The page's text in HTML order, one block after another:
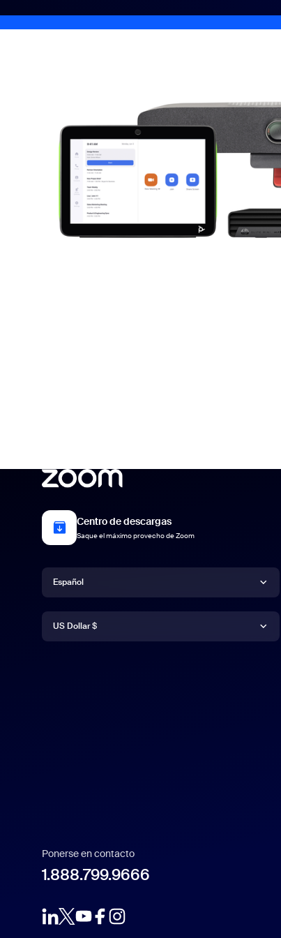
Centro de descargas
Saque el máximo provecho de Zoom
Idioma
Español
Deutsch
Nederlands
Moneda
US Dollar $
Ponerse en contacto
1.888.799.9666